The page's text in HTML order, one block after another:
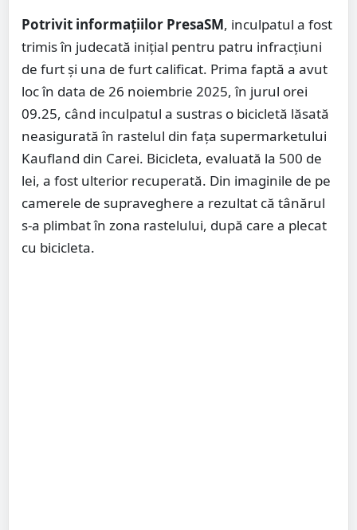
Potrivit informațiilor PresaSM, inculpatul a fost
trimis în judecată inițial pentru patru infracțiuni
de furt și una de furt calificat. Prima faptă a avut
loc în data de 26 noiembrie 2025, în jurul orei
09.25, când inculpatul a sustras o bicicletă lăsată
neasigurată în rastelul din fața supermarketului
Kaufland din Carei. Bicicleta, evaluată la 500 de
lei, a fost ulterior recuperată. Din imaginile de pe
camerele de supraveghere a rezultat că tânărul
s-a plimbat în zona rastelului, după care a plecat
cu bicicleta.